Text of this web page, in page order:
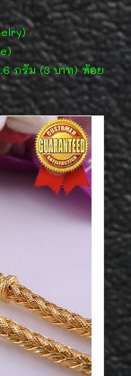
กรัม (3 บาท) ห้อย